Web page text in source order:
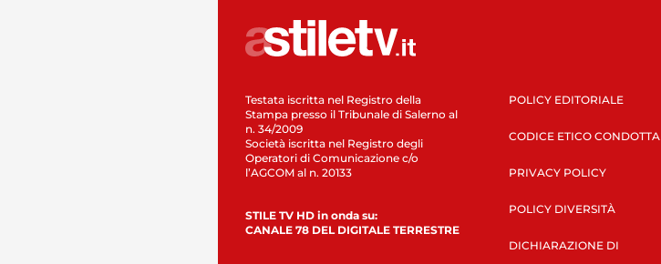
Testata iscritta nel Registro della
Stampa presso il Tribunale di Salerno al
n. 34/2009
Società iscritta nel Registro degli
Operatori di Comunicazione c/o
l’AGCOM al n. 20133
STILE TV HD in onda su:
CANALE 78 DEL DIGITALE TERRESTRE
POLICY EDITORIALE
CODICE ETICO CONDOTTA
PRIVACY POLICY
POLICY DIVERSITÀ
DICHIARAZIONE DI